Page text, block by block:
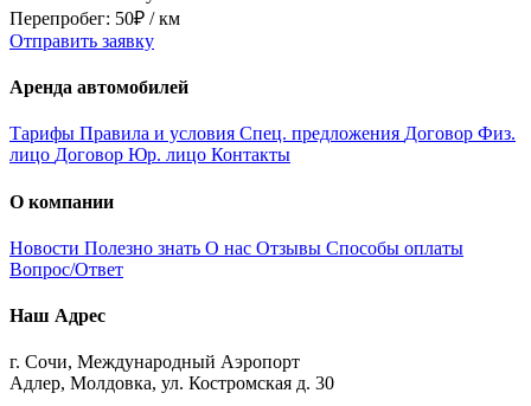
Перепробег: 50₽ / км
Отправить заявку
Аренда автомобилей
Тарифы Правила и условия Спец. предложения Договор Физ.
лицо Договор Юр. лицо Контакты
О компании
Новости Полезно знать О нас Отзывы Способы оплаты
Вопрос/Ответ
Наш Адрес
г. Сочи, Международный Аэропорт
Адлер, Молдовка, ул. Костромская д. 30